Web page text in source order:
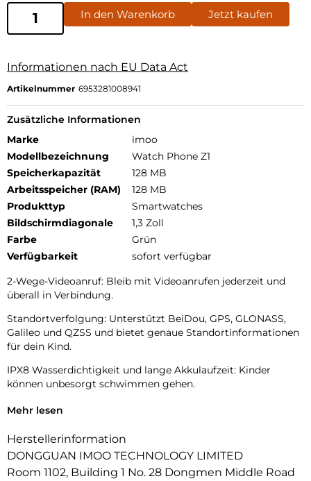
In den Warenkorb Jetzt kaufen
Informationen nach EU Data Act
Artikelnummer 6953281008941
Zusätzliche Informationen
Marke
imoo
Modellbezeichnung
Watch Phone Z1
Speicherkapazität
128 MB
Arbeitsspeicher (RAM)
128 MB
Produkttyp
Smartwatches
Bildschirmdiagonale
1,3 Zoll
Farbe
Grün
Verfügbarkeit
sofort verfügbar
2-Wege-Videoanruf: Bleib mit Videoanrufen jederzeit und
überall in Verbindung.
Standortverfolgung: Unterstützt BeiDou, GPS, GLONASS,
Galileo und QZSS und bietet genaue Standortinformationen
für dein Kind.
IPX8 Wasserdichtigkeit und lange Akkulaufzeit: Kinder
können unbesorgt schwimmen gehen.
Klassenmodus: Um zu verhindern, dass dein Kind während
festlegen.
Ablehnung unbekannter Anrufer: Schütze dein Kind, indem
du unbekannte Kontakte blockierst.
Mehr lesen
Herstellerinformation
DONGGUAN IMOO TECHNOLOGY LIMITED
Room 1102, Building 1 No. 28 Dongmen Middle Road